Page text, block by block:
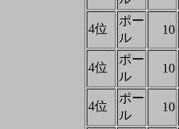
4位
ポー
ル
10
4位
ポー
ル
10
4位
ポー
ル
10